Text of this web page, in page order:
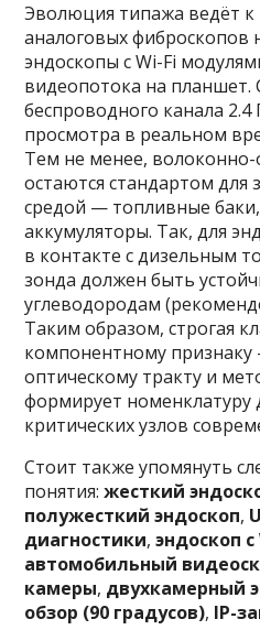
Эволюция типажа ведёт к
аналоговых фиброскопов
эндоскопы с Wi-Fi
видеопотока на планшет.
беспроводного канала 2.4
просмотра в реальном
Тем не менее, волоконно-
остаются стандартом для
средой — топливные
аккумуляторы. Так, для
в контакте с дизельным
зонда должен быть
углеводородам
Таким образом, строгая
компонентному признаку
оптическому тракту и
формирует номенклатуру
критических узлов
Стоит также упомянуть
понятия:жесткий
полужесткий эндоскоп,
диагностики,эндоскоп
автомобильный
камеры, двухкамерный
обзор (90 градусов), IP-